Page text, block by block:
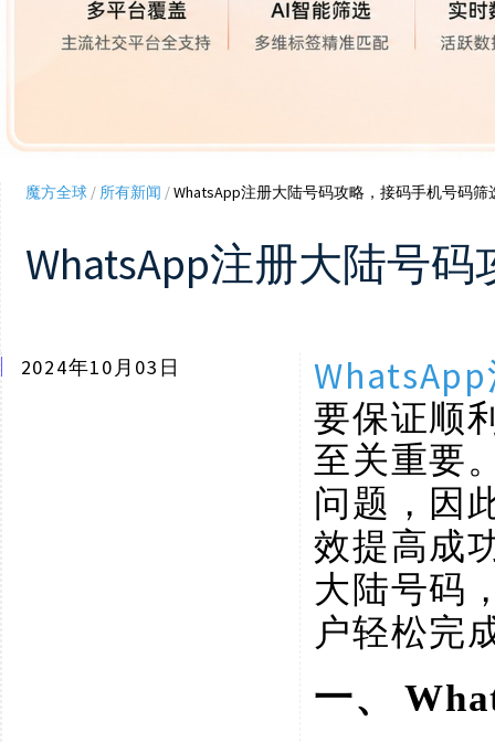
魔方全球/ 所有新闻 /WhatsApp注册大陆号码攻略，接码手机号码筛
WhatsApp注册大陆号
2024年10月03日
要保证顺
至关重要
问题，因
效提高成
大陆号码
户轻松完
一、